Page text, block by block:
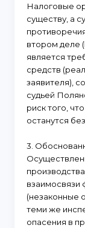
Налоговые
существу, а
втором деле
является
средств
заявителя),
судьей
риск того,
останутся
3.
взаимосвязи
(незаконные
теми же
опасения в